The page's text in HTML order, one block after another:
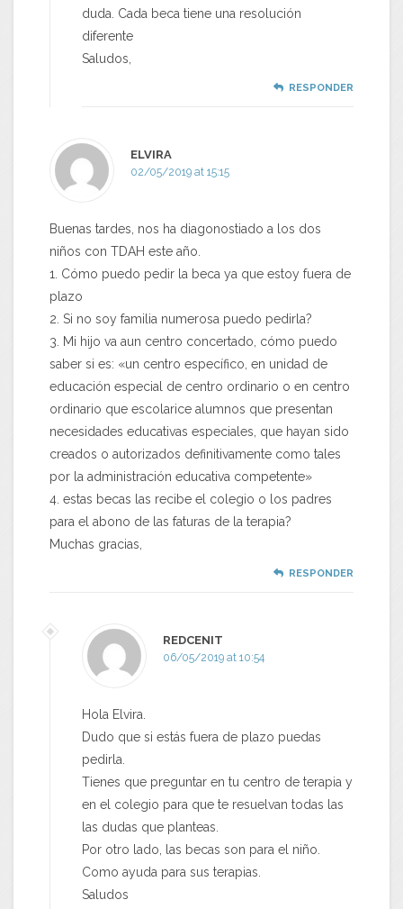
duda. Cada beca tiene una resolución
diferente
Saludos,
RESPONDER
ELVIRA
02/05/2019 at 15:15
Buenas tardes, nos ha diagonostiado a los dos
niños con TDAH este año.
1. Cómo puedo pedir la beca ya que estoy fuera de
plazo
2. Si no soy familia numerosa puedo pedirla?
3. Mi hijo va aun centro concertado, cómo puedo
saber si es: «un centro específico, en unidad de
educación especial de centro ordinario o en centro
ordinario que escolarice alumnos que presentan
necesidades educativas especiales, que hayan sido
creados o autorizados definitivamente como tales
por la administración educativa competente»
4. estas becas las recibe el colegio o los padres
para el abono de las faturas de la terapia?
Muchas gracias,
RESPONDER
REDCENIT
06/05/2019 at 10:54
Hola Elvira.
Dudo que si estás fuera de plazo puedas
pedirla.
Tienes que preguntar en tu centro de terapia y
en el colegio para que te resuelvan todas las
las dudas que planteas.
Por otro lado, las becas son para el niño.
Como ayuda para sus terapias.
Saludos